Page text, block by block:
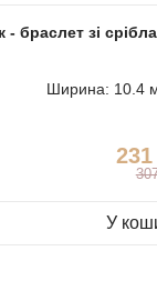
браслет зі
Ширина: 10.4
231
У